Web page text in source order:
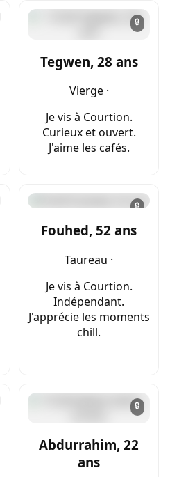
🔒
Tegwen, 28 ans
Vierge ·
Je vis à Courtion.
Curieux et ouvert.
J'aime les cafés.
🔒
Fouhed, 52 ans
Taureau ·
Je vis à Courtion.
Indépendant.
J'apprécie les moments
chill.
🔒
Abdurrahim, 22
ans